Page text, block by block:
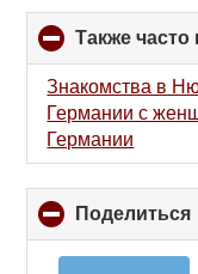
Также часто
Знакомства в
Германии с
Германии
Поделиться